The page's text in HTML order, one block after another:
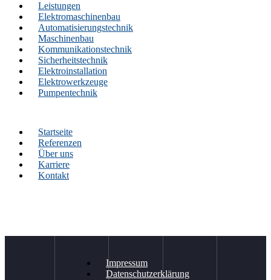
Leistungen
Elektromaschinenbau
Automatisierungstechnik
Maschinenbau
Kommunikationstechnik
Sicherheitstechnik
Elektroinstallation
Elektrowerkzeuge
Pumpentechnik
Startseite
Referenzen
Über uns
Karriere
Kontakt
Impressum
Datenschutzerklärung